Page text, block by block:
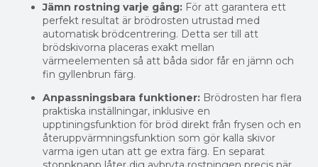
Jämn rostning varje gång: För att garantera ett
perfekt resultat är brödrosten utrustad med
automatisk brödcentrering. Detta ser till att
brödskivorna placeras exakt mellan
värmeelementen så att båda sidor får en jämn och
fin gyllenbrun färg.
Anpassningsbara funktioner: Brödrosten har flera
praktiska inställningar, inklusive en
upptiningsfunktion för bröd direkt från frysen och en
återuppvärmningsfunktion som gör kalla skivor
varma igen utan att ge extra färg. En separat